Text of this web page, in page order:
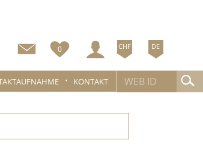
0 CHF DE
KONTAKT